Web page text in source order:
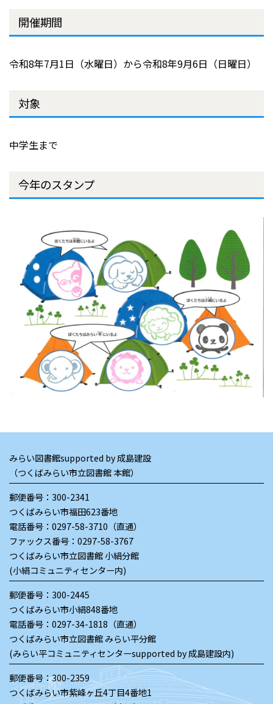
開催期間
令和8年7月1日（水曜日）から令和8年9月6日（日曜日）
対象
中学生まで
今年のスタンプ
みらい図書館supported by 成島建設
（つくばみらい市立図書館 本館）
郵便番号：300-2341
つくばみらい市福田623番地
電話番号： 0297-58-3710（直通）
ファックス番号：0297-58-3767
つくばみらい市立図書館 小絹分館
(小絹コミュニティセンター内)
郵便番号：300-2445
つくばみらい市小絹848番地
電話番号： 0297-34-1818（直通）
つくばみらい市立図書館 みらい平分館
(みらい平コミュニティセンターsupported by 成島建設内)
郵便番号：300-2359
つくばみらい市紫峰ヶ丘4丁目4番地1